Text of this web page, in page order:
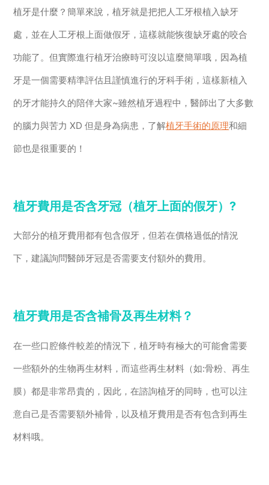
植牙是什麼？簡單來說，植牙就是把把人工牙根植入缺牙
處，並在人工牙根上面做假牙，這樣就能恢復缺牙處的咬合
功能了。但實際進行植牙治療時可沒以這麼簡單哦，因為植
牙是一個需要精準評估且謹慎進行的牙科手術，這樣新植入
的牙才能持久的陪伴大家~雖然植牙過程中，醫師出了大多數
的腦力與苦力 XD 但是身為病患，了解植牙手術的原理和細
節也是很重要的！
植牙費用是否含牙冠（植牙上面的假牙）?
大部分的植牙費用都有包含假牙，但若在價格過低的情況
下，建議詢問醫師牙冠是否需要支付額外的費用。
植牙費用是否含補骨及再生材料？
在一些口腔條件較差的情況下，植牙時有極大的可能會需要
一些額外的生物再生材料，而這些再生材料（如:骨粉、再生
膜）都是非常昂貴的，因此，在諮詢植牙的同時，也可以注
意自己是否需要額外補骨，以及植牙費用是否有包含到再生
材料哦。